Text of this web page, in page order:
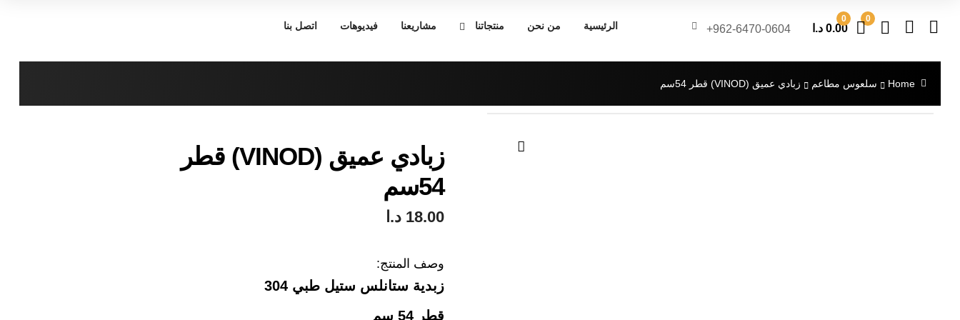
0
0
0.00 د.ا 962-6470-0604+ الرئيسية من نحن منتجاتنا مشاريعنا فيديوهات اتصل بنا
Home سلعوس مطاعم زبادي عميق (VINOD) قطر 54سم
زبادي عميق (VINOD) قطر
54سم
18.00 د.ا
وصف المنتج:
زبدية ستانلس ستيل طبي 304
قطر 54 سم